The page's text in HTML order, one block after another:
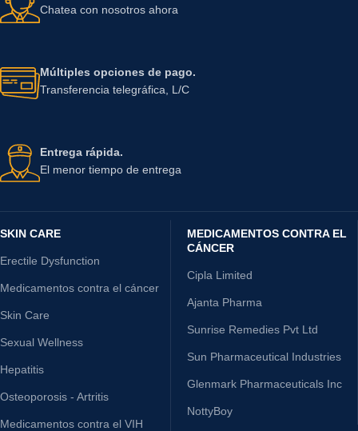
Chatea con nosotros ahora
Múltiples opciones de pago.
Transferencia telegráfica, L/C
Entrega rápida.
El menor tiempo de entrega
SKIN CARE
Erectile Dysfunction
Medicamentos contra el cáncer
Skin Care
Sexual Wellness
Hepatitis
Osteoporosis - Artritis
Medicamentos contra el VIH
MEDICAMENTOS CONTRA EL
CÁNCER
Cipla Limited
Ajanta Pharma
Sunrise Remedies Pvt Ltd
Sun Pharmaceutical Industries
Glenmark Pharmaceuticals Inc
NottyBoy